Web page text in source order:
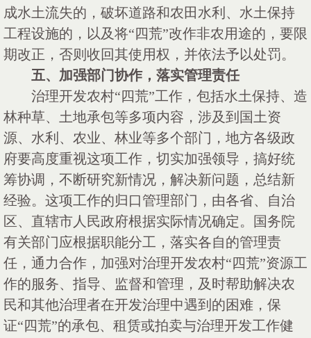
成水土流失的，破坏道路和农田水利、水土保持
工程设施的，以及将“四荒”改作非农用途的，要限
期改正，否则收回其使用权，并依法予以处罚。
五、加强部门协作，落实管理责任
治理开发农村“四荒”工作，包括水土保持、造
林种草、土地承包等多项内容，涉及到国土资
源、水利、农业、林业等多个部门，地方各级政
府要高度重视这项工作，切实加强领导，搞好统
筹协调，不断研究新情况，解决新问题，总结新
经验。这项工作的归口管理部门，由各省、自治
区、直辖市人民政府根据实际情况确定。国务院
有关部门应根据职能分工，落实各自的管理责
任，通力合作，加强对治理开发农村“四荒”资源工
作的服务、指导、监督和管理，及时帮助解决农
民和其他治理者在开发治理中遇到的困难，保
证“四荒”的承包、租赁或拍卖与治理开发工作健